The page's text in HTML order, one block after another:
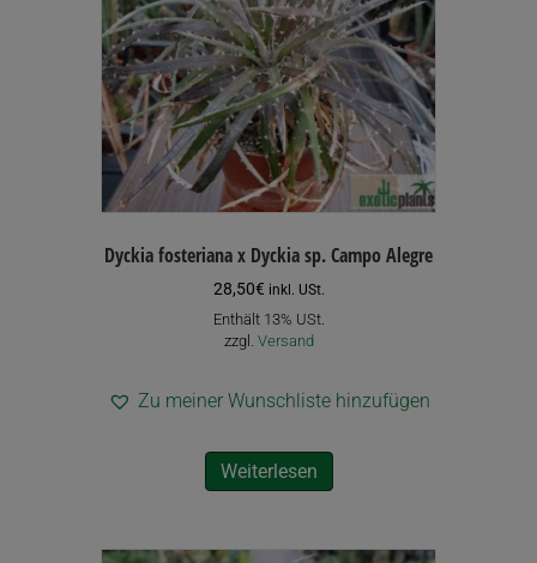
Dyckia fosteriana x Dyckia sp. Campo Alegre
28,50€ inkl. USt.
Enthält 13% USt.
zzgl. Versand
Zu meiner Wunschliste hinzufügen
Weiterlesen